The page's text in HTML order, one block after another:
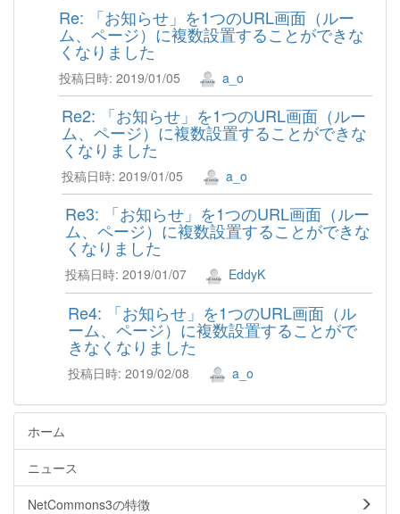
Re: 「お知らせ」を1つのURL画面（ルー
ム、ページ）に複数設置することができな
くなりました
投稿日時: 2019/01/05 a_o
Re2: 「お知らせ」を1つのURL画面（ルー
ム、ページ）に複数設置することができな
くなりました
投稿日時: 2019/01/05 a_o
Re3: 「お知らせ」を1つのURL画面（ルー
ム、ページ）に複数設置することができな
くなりました
投稿日時: 2019/01/07 EddyK
Re4: 「お知らせ」を1つのURL画面（ル
ーム、ページ）に複数設置することがで
きなくなりました
投稿日時: 2019/02/08 a_o
ホーム
ニュース
NetCommons3の特徴